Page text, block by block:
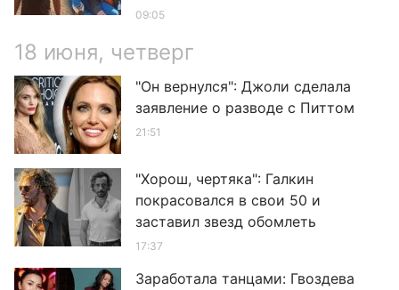
09:05
18 июня, четверг
"Он вернулся": Джоли сделала
заявление о разводе с Питтом
21:51
"Хорош, чертяка": Галкин
покрасовался в свои 50 и
заставил звезд обомлеть
17:37
Заработала танцами: Гвоздева